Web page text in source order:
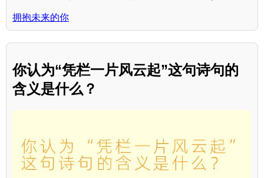
拥抱未来的你
你认为“凭栏一片风云起”这句诗句的
含义是什么？